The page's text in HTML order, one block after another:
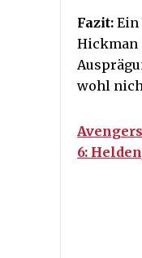
Fazit: Ein
Hickman
wohl
6: